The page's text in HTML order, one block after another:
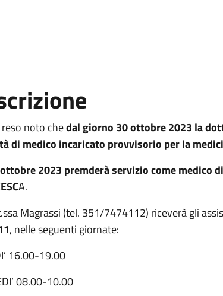
reso noto chedal giorno 30 ottobre 2023 la
di medico incaricato provvisorio per la
2023 premderà servizio come medico
A.
Magrassi (tel. 351/7474112) riceverà gli
, nelle seguenti giornate:
16.00-19.00
08.00-10.00